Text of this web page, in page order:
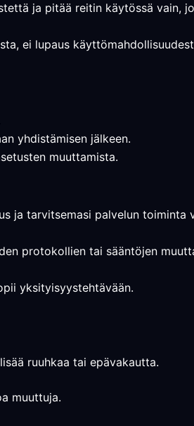
ja pitää reitin käytössä vain,
ei lupaus
yhdistämisen jälkeen.
muuttamista.
ja tarvitsemasi palvelun toiminta
protokollien tai sääntöjen
yksityisyystehtävään.
ruuhkaa tai epävakautta.
muuttuja.